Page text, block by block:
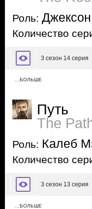
Роль:
Количество
3 сезон 14 серия
…БОЛЬШЕ
Путь
The
Роль: Калеб
Количество
3 сезон 13 серия
…БОЛЬШЕ